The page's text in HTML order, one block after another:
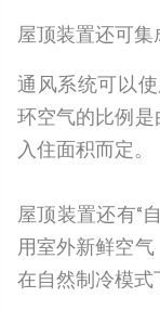
屋顶装置还可集
通风系统可以
环空气的比例
入住面积而定。
屋顶装置还有“
用室外新鲜空气
在自然制冷模式